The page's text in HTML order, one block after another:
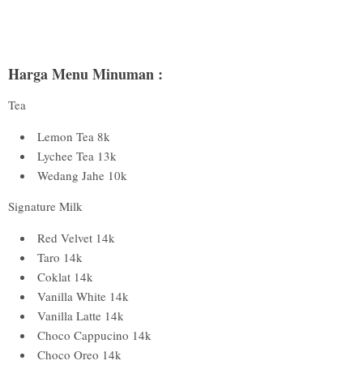
Harga Menu Minuman :
Tea
Lemon Tea 8k
Lychee Tea 13k
Wedang Jahe 10k
Signature Milk
Red Velvet 14k
Taro 14k
Coklat 14k
Vanilla White 14k
Vanilla Latte 14k
Choco Cappucino 14k
Choco Oreo 14k